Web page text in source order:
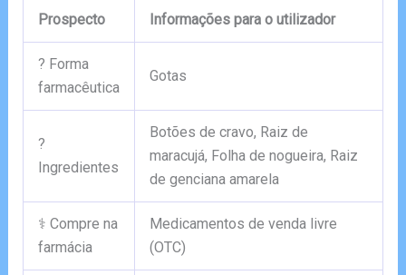
Prospecto Informações para o utilizador
? Forma
farmacêutica
Gotas
?
Ingredientes
Botões de cravo, Raiz de
maracujá, Folha de nogueira, Raiz
de genciana amarela
⚕️ Compre na
farmácia
Medicamentos de venda livre
(OTC)